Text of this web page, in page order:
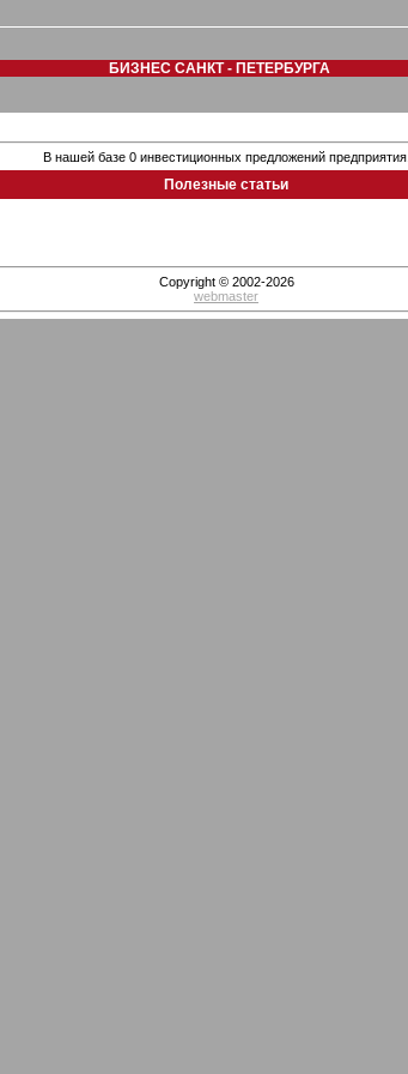
БИЗНЕС САНКТ - ПЕТЕРБУРГА
В нашей базе 0 инвестиционных предложений предприятия.
Полезные статьи
Copyright © 2002-2026
webmaster